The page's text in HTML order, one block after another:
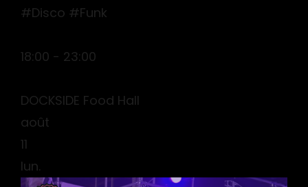
#Disco #Funk
18:00 - 23:00
DOCKSIDE Food Hall
août
11
lun.